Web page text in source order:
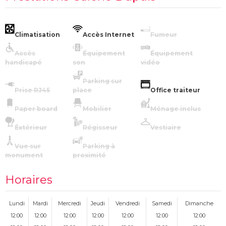
Climatisation Accès Internet Fumeur
Accès
handicapé
Équipement
son
Équipement
vidéo
Prise RJ45
Parking sur
place
Office traiteur
Paper board Mobilier Ménage inclus
Éxtérieur Régisseur Vestiaire
Vue sur
monument
Parking à
proximité
Horaires
Lundi Mardi Mercredi Jeudi Vendredi Samedi
Dimanche
12:00
12:00 12:00 12:00 12:00 12:00
12:00